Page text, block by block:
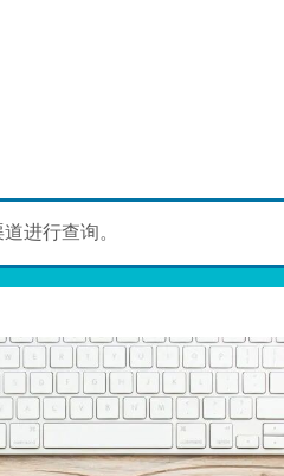
进行查询。